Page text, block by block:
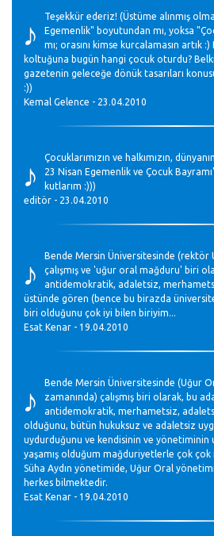
♪
Teşekkür ederiz! (Üstüme alınmış
Egemenlik" boyutundan mı, yoksa
mı; orasını kimse kurcalamasın artık
koltuğuna bugün hangi çocuk oturdu?
gazetenin geleceğe dönük tasarıları
:))
Kemal Gelence - 23.04.2010
♪
Çocuklarımızın ve halkımızın,
23 Nisan Egemenlik ve Çocuk
kutlarım :)))
editör - 23.04.2010
♪
Bende Mersin Üniversitesinde (rektör
çalışmış ve 'uğur oral mağduru' biri
antidemokratik, adaletsiz,
üstünde gören (bence bu birazda
biri olduğunu çok iyi bilen biriyim...
Esat Kenar - 19.04.2010
♪
Bende Mersin Üniversitesinde (Uğur
zamanında) çalışmış biri olarak, bu
antidemokratik, merhametsiz,
olduğunu, bütün hukuksuz ve adaletsiz
uydurduğunu ve kendisinin ve yönetiminin
yaşamış olduğum mağduriyetlerle çok çok
Süha Aydın yönetimide, Uğur Oral
herkes bilmektedir.
Esat Kenar - 19.04.2010